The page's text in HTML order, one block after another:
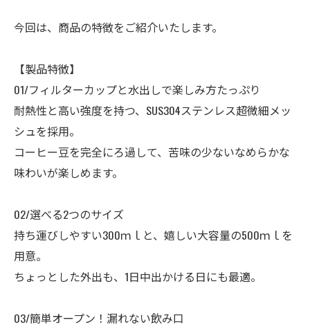
今回は、商品の特徴をご紹介いたします。
【製品特徴】
01/フィルターカップと水出しで楽しみ方たっぷり
耐熱性と高い強度を持つ、SUS304ステンレス超微細メッ
シュを採用。
コーヒー豆を完全にろ過して、苦味の少ないなめらかな
味わいが楽しめます。
02/選べる2つのサイズ
持ち運びしやすい300ｍｌと、嬉しい大容量の500ｍｌを
用意。
ちょっとした外出も、1日中出かける日にも最適。
03/簡単オープン！漏れない飲み口